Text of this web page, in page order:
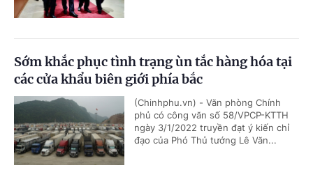
Sớm khắc phục tình trạng ùn tắc hàng hóa tại
các cửa khẩu biên giới phía bắc
(Chinhphu.vn) - Văn phòng Chính
phủ có công văn số 58/VPCP-KTTH
ngày 3/1/2022 truyền đạt ý kiến chỉ
đạo của Phó Thủ tướng Lê Văn...